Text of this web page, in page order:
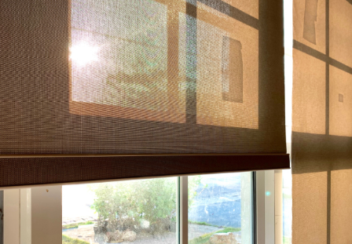
VER CATÁLOGO